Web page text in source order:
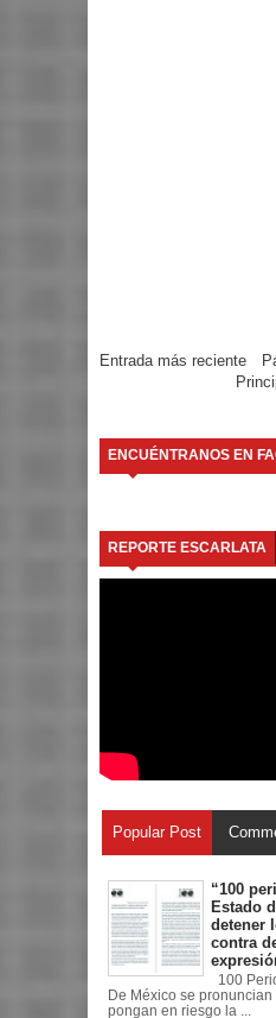
Entrada más reciente
ENCUÉNTRANOS EN
REPORTE ESCARLATA
Popular Post
“100
Estado
detener
contra
100
De México se
pongan en riesgo la ...